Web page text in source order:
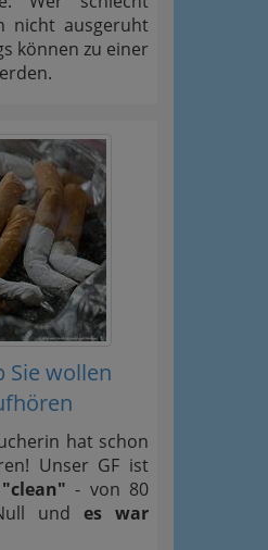
nicht ausgeruht
können zu einer
Sie wollen
hat schon
Unser GF ist
- von 80
undes war